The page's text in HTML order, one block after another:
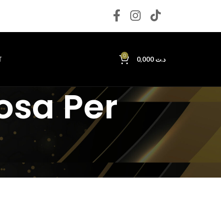
0 د.ت
Per